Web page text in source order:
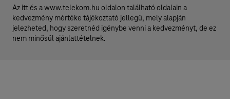
Az itt és a www.telekom.hu oldalon található oldalain a
kedvezmény mértéke tájékoztató jellegű, mely alapján
jelezheted, hogy szeretnéd igénybe venni a kedvezményt, de ez
nem minősül ajánlattételnek.